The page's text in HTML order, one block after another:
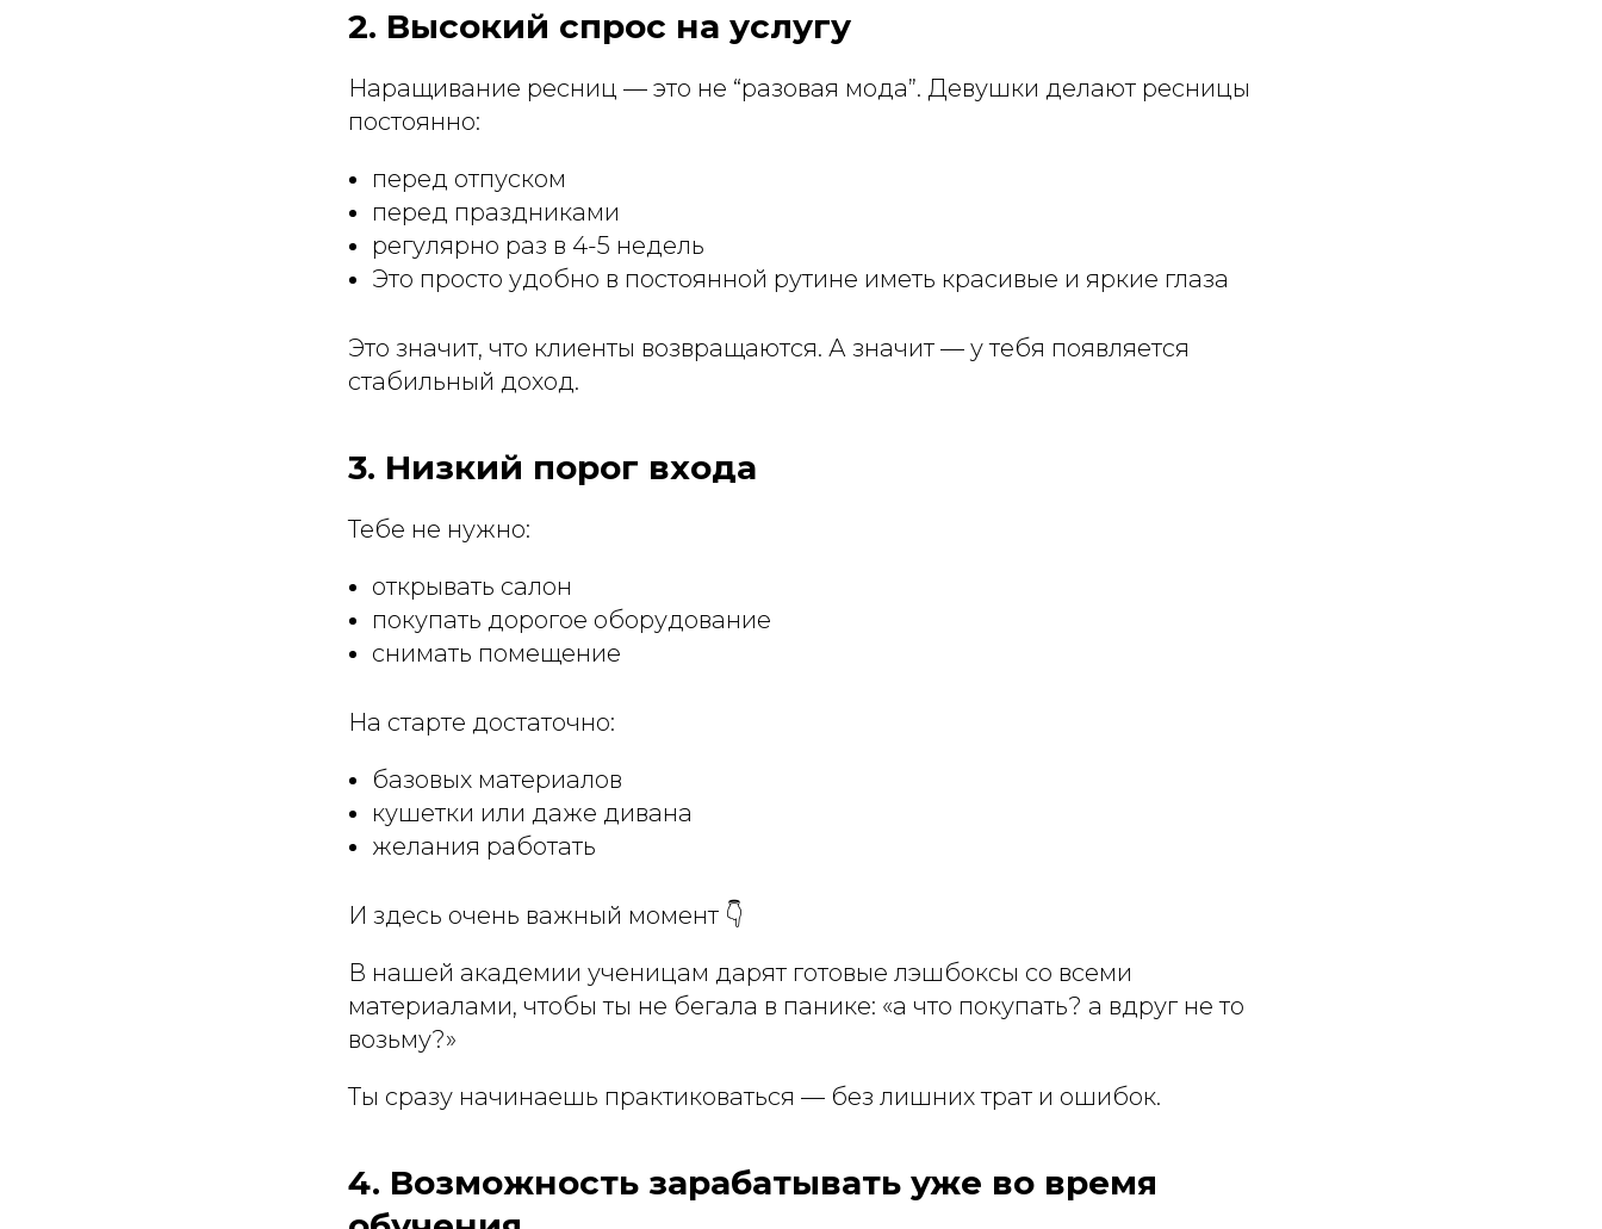
2. Высокий спрос на услугу
Наращивание ресниц — это не “разовая мода”. Девушки делают ресницы
постоянно:
перед отпуском
перед праздниками
регулярно раз в 4-5 недель
Это просто удобно в постоянной рутине иметь красивые и яркие глаза
Это значит, что клиенты возвращаются. А значит — у тебя появляется
стабильный доход.
3. Низкий порог входа
Тебе не нужно:
открывать салон
покупать дорогое оборудование
снимать помещение
На старте достаточно:
базовых материалов
кушетки или даже дивана
желания работать
И здесь очень важный момент 👇
В нашей академии ученицам дарят готовые лэшбоксы со всеми
материалами, чтобы ты не бегала в панике: «а что покупать? а вдруг не то
возьму?»
Ты сразу начинаешь практиковаться — без лишних трат и ошибок.
4. Возможность зарабатывать уже во время